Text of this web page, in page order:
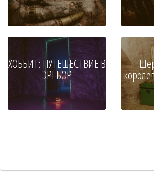
ХОББИТ: ПУТЕШЕСТВИЕ В
ЭРЕБОР